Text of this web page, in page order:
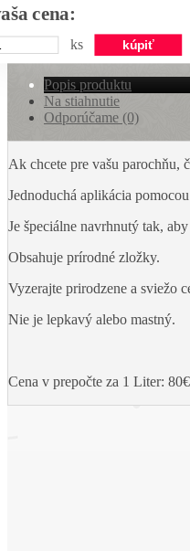
cena:
ks
Popis produktu
Na stiahnutie
Odporúčame (0)
Ak chcete pre vašu parochňu,
Jednoduchá aplikácia
Je špeciálne navrhnutý tak,
Obsahuje prírodné zložky.
Vyzerajte prirodzene a sviežo
Nie je lepkavý alebo mastný.
Cena v prepočte za 1 Liter: